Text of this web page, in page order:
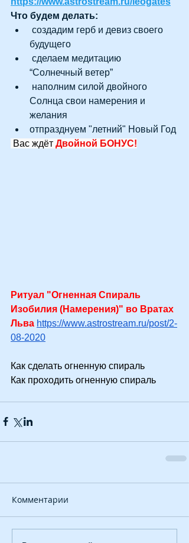
Что будем делать:
будущего
“Солнечный ветер”
Солнца свои намерения и
желания
отпразднуем "летний" Новый Год
Вас ждёт Двойной БОНУС!
Ритуал "Огненная Спираль
Изобилия (Намерения)" во Вратах
Льва https://www.astrostream.ru/post/2-
08-2020
Как сделать огненную спираль
Как проходить огненную спираль
Комментарии